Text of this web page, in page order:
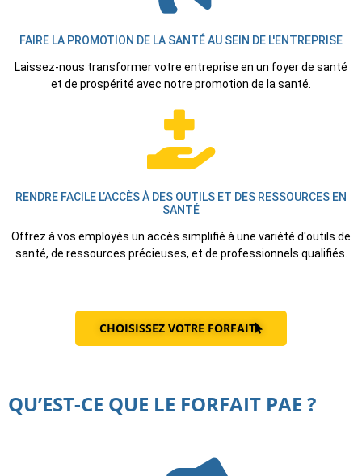
FAIRE LA PROMOTION DE LA SANTÉ AU SEIN DE L'ENTREPRISE
Laissez-nous transformer votre entreprise en un foyer de santé
et de prospérité avec notre promotion de la santé.
RENDRE FACILE L’ACCÈS À DES OUTILS ET DES RESSOURCES EN
SANTÉ
Offrez à vos employés un accès simplifié à une variété d'outils de
santé, de ressources précieuses, et de professionnels qualifiés.
CHOISISSEZ VOTRE FORFAIT
QU’EST-CE QUE LE FORFAIT PAE ?